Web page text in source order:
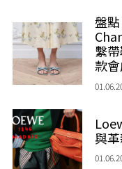
訪問時問到她相關心
續努力，做好眼前的
盤
繫
款
與